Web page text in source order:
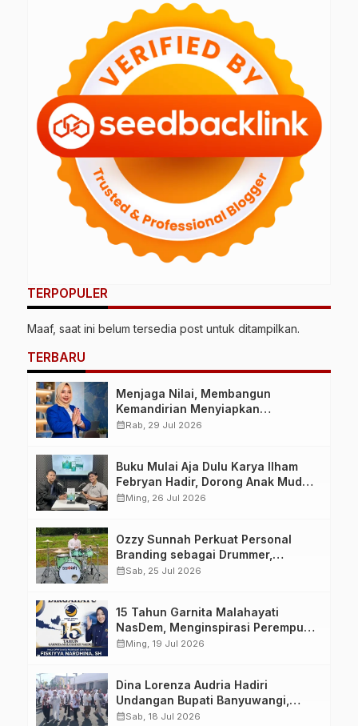
Punggung Fakultas”
TERPOPULER
Maaf, saat ini belum tersedia post untuk ditampilkan.
TERBARU
Menjaga Nilai, Membangun
Kemandirian Menyiapkan
Kepemimpinan Ekonomi Perempuan
Jamaah
calendar_monthRab, 29 Jul 2026
Buku Mulai Aja Dulu Karya Ilham
Febryan Hadir, Dorong Anak Muda
Berhenti Menunda dan Mulai
calendar_monthMing, 26 Jul 2026
Ozzy Sunnah Perkuat Personal
Branding sebagai Drummer,
Produser, dan Sutradara Melalui
calendar_monthSab, 25 Jul 2026
15 Tahun Garnita Malahayati
NasDem, Menginspirasi Perempuan
Memimpin Perubahan Bangsa
calendar_monthMing, 19 Jul 2026
Dina Lorenza Audria Hadiri
Undangan Bupati Banyuwangi,
Saksikan Banyuwangi Ethno
calendar_monthSab, 18 Jul 2026